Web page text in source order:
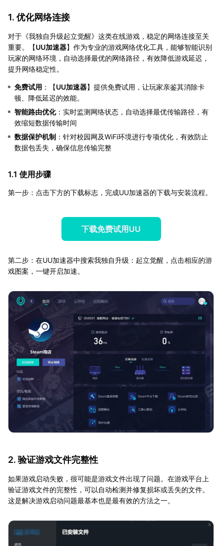
1. 优化网络连接
对于《我独自升级起立觉醒》这类在线游戏，稳定的网络连接至关
重要。【UU加速器】作为专业的游戏网络优化工具，能够智能识别
玩家的网络环境，自动选择最优的网络路径，有效降低游戏延迟，
提升网络稳定性。
免费试用 ：【UU加速器】提供免费试用，让玩家亲鉴其消除卡
顿、降低延迟的效能。
智能路由优化：实时监测网络状态，自动选择最优传输路径，有
效缩短数据传输时间
数据保护机制 ：针对校园网及WiFi环境进行专项优化，有效防止
数据包丢失，确保信息传输完整
1.1 使用步骤
第一步：点击下方的下载标志，完成UU加速器的下载与安装流程。
下载免费试用UU
第二步：在UU加速器中搜索我独自升级：起立觉醒，点击相应的游
戏图案，一键开启加速。
2. 验证游戏文件完整性
如果游戏启动失败，很可能是游戏文件出现了问题。在游戏平台上
验证游戏文件的完整性，可以自动检测并修复损坏或丢失的文件。
这是解决游戏启动问题最基本也是最有效的方法之一。